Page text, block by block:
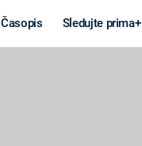
Časopis Sledujte prima+